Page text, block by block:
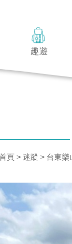
趣遊
頁> 迷蹤 > 台東樂